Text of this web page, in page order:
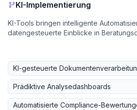
KI-Implementierung
KI-Tools bringen intelligente
datengesteuerte Einblicke in
KI-gesteuerte
Prädiktive Analysedashboards
Automatisierte Compliance-